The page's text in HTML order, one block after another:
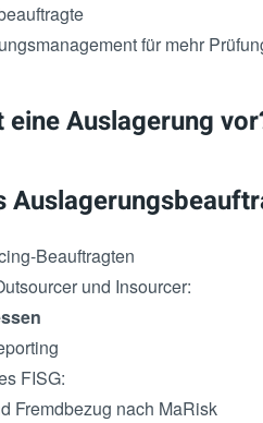
für mehr
Auslagerung
Beauftragten
und Insourcer:
FISG:
Fremdbezug nach MaRisk